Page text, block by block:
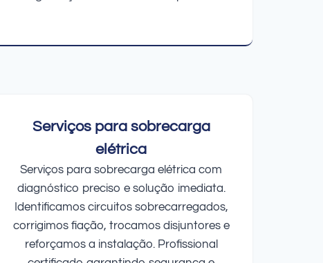
Serviços para sobrecarga
elétrica
Serviços para sobrecarga elétrica com
diagnóstico preciso e solução imediata.
Identificamos circuitos sobrecarregados,
corrigimos fiação, trocamos disjuntores e
reforçamos a instalação. Profissional